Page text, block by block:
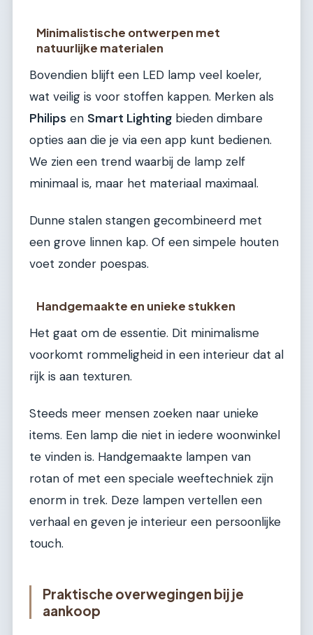
Minimalistische ontwerpen met
natuurlijke materialen
Bovendien blijft een LED lamp veel koeler,
wat veilig is voor stoffen kappen. Merken als
Philips en Smart Lighting bieden dimbare
opties aan die je via een app kunt bedienen.
We zien een trend waarbij de lamp zelf
minimaal is, maar het materiaal maximaal.
Dunne stalen stangen gecombineerd met
een grove linnen kap. Of een simpele houten
voet zonder poespas.
Handgemaakte en unieke stukken
Het gaat om de essentie. Dit minimalisme
voorkomt rommeligheid in een interieur dat al
rijk is aan texturen.
Steeds meer mensen zoeken naar unieke
items. Een lamp die niet in iedere woonwinkel
te vinden is. Handgemaakte lampen van
rotan of met een speciale weeftechniek zijn
enorm in trek. Deze lampen vertellen een
verhaal en geven je interieur een persoonlijke
touch.
Praktische overwegingen bij je
aankoop